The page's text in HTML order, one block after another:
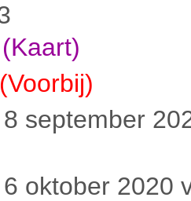
(Kaart)
(Voorbij)
september
oktober 2020